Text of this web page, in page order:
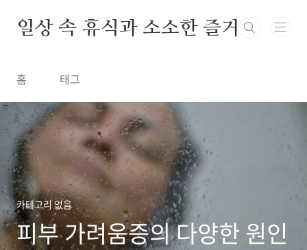
일상 속 휴식과 소소한 즐거움
홈 태그
카테고리 없음
피부 가려움증의 다양한 원인